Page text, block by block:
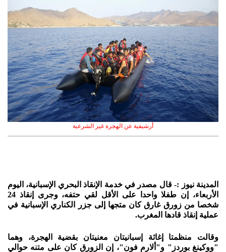
أرشيفية عن الهجرة غير الشرعية
المدينة نيوز :- قال مصدر في خدمة الإنقاذ البحري الإسبانية، اليوم
الأربعاء، إن طفلا واحدا على الأقل لقي حتفه، وجرى إنقاذ 24
شخصا من زورق غارق كان متجها إلى جزر الكناري الإسبانية في
عملية إنقاذ قادها المغرب.
وقالت منظمتا إغاثة إسبانيتان معنيتان بقضية الهجرة، وهما
"ووكينغ بوردز" و"ألارم فون"، إن الزورق كان على متنه حوالي